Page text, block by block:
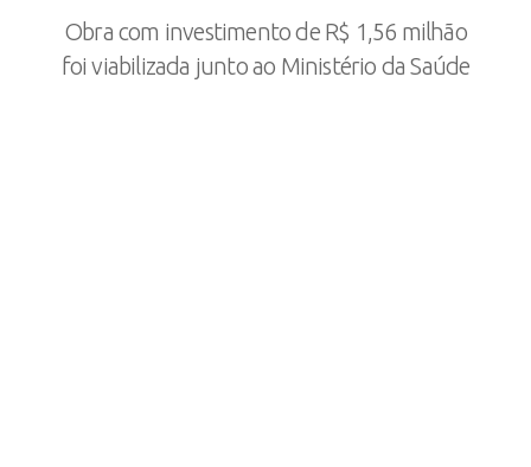
Obra com investimento de R$ 1,56 milhão
foi viabilizada junto ao Ministério da Saúde